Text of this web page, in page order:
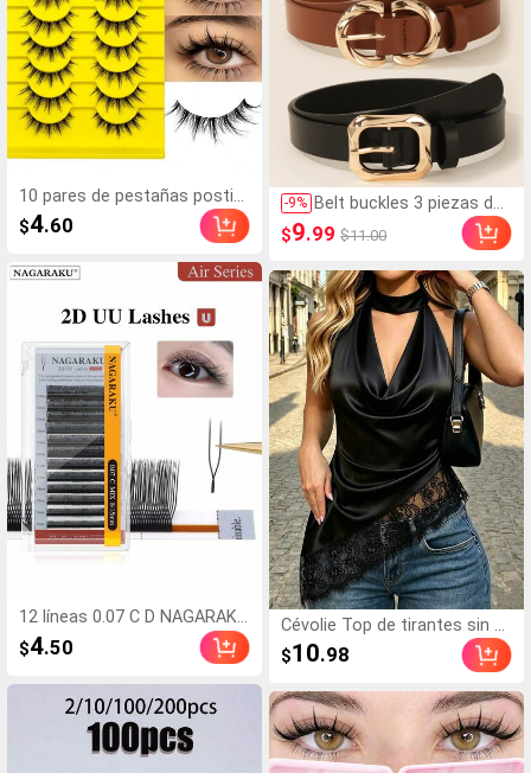
10 pares de pestañas postiz
as falsas de estilo de dibujos
animados naturales, estilo m
uave, tallo de pestaña transp
e, adecuado para uso diario, r
eutilizable, pestañas postiza
$4.60
12 líneas 0.07 C D NAGARAKU
Forma de U YY 2D UU Extensi
ones de pestañas naturales
de maquillaje paralelo Pestañ
as postizas
$4.50
-9% Belt buckles 3 piezas de
cinturones de cuero PU c
on hebilla cuadrada dora
tes y de moda para muje
r, para vestidos, camiset
as, pantalones casuales
y uso diario
$9.99 $11.00
Cévolie Top de tirantes sin m
angas con cuello drapeado ti
po cowl, ajuste ceñido, sexy,
je, patchwork y espalda desc
ubierta para fiesta
$10.98